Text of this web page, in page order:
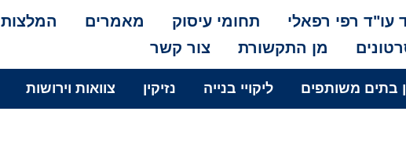
עו"ד רפי רפאלי תחומי עיסוק מאמרים
המלצות
מן התקשורת צור קשר
בתים משותפים ליקויי בנייה נזיקין צוואות וירושות